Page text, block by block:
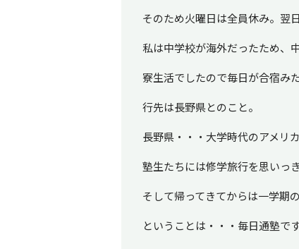
そのため火曜日は全員休み。翌
私は中学校が海外だったため、
寮生活でしたので毎日が合宿み
行先は長野県とのこと。
長野県・・・大学時代のアメリ
塾生たちには修学旅行を思いっ
そして帰ってきてからは一学期
ということは・・・毎日通塾で